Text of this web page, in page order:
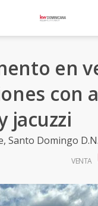
en
con
jacuzzi
, Santo Domingo D.N.
VENTA